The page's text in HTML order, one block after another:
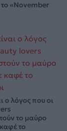
το «November
ο λόγος που οι
το μαύρο
το